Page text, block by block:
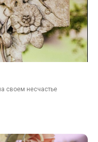
своем несчастье